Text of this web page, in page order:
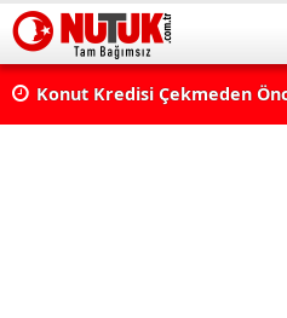
Konut Kredisi Çekmeden